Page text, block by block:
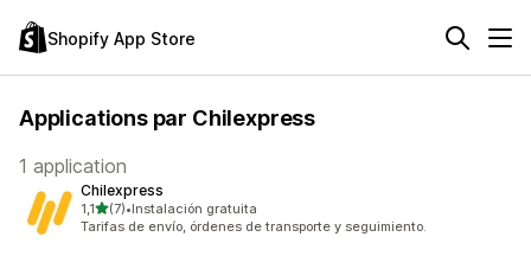
Shopify App Store
Applications par Chilexpress
1 application
Chilexpress
1,1étoile(s) sur 5
(7)
7 avis au total
•Instalación gratuita
Tarifas de envío, órdenes de transporte y seguimiento.